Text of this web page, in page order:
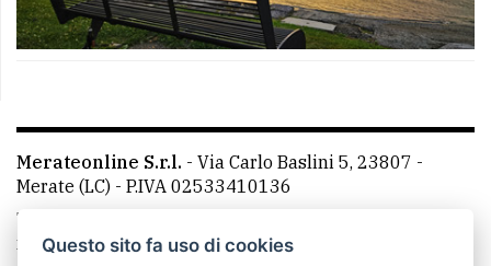
Merateonline S.r.l. - Via Carlo Baslini 5, 23807 -
Merate (LC) - P.IVA 02533410136
Telefono:
mail: redazione@leccoonline.com
Questo sito fa uso di cookies